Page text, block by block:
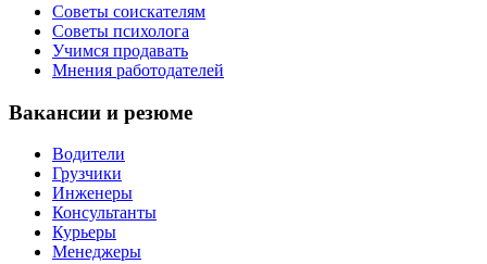
Советы соискателям
Советы психолога
Учимся продавать
Мнения работодателей
Вакансии и резюме
Водители
Грузчики
Инженеры
Консультанты
Курьеры
Менеджеры